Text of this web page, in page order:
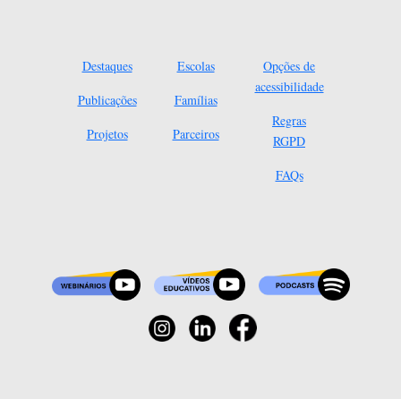
Destaques
Publicações
Projetos
Escolas
Famílias
Parceiros
Opções de
acessibilidade
Regras
RGPD
FAQs